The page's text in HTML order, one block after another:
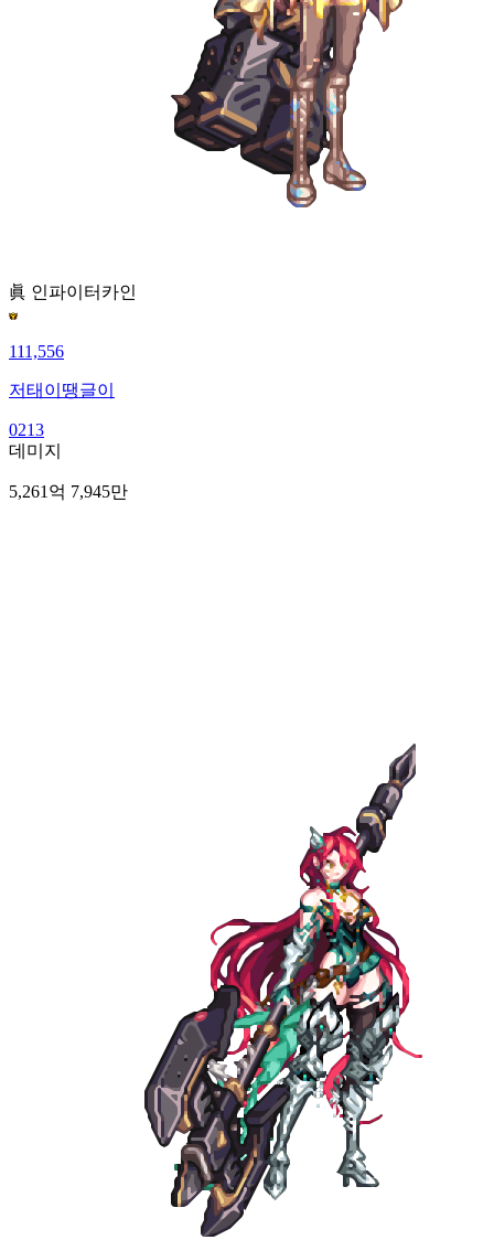
眞 인파이터 카인
111,556
저태이땡글이
0213
데미지
5,261억 7,945만